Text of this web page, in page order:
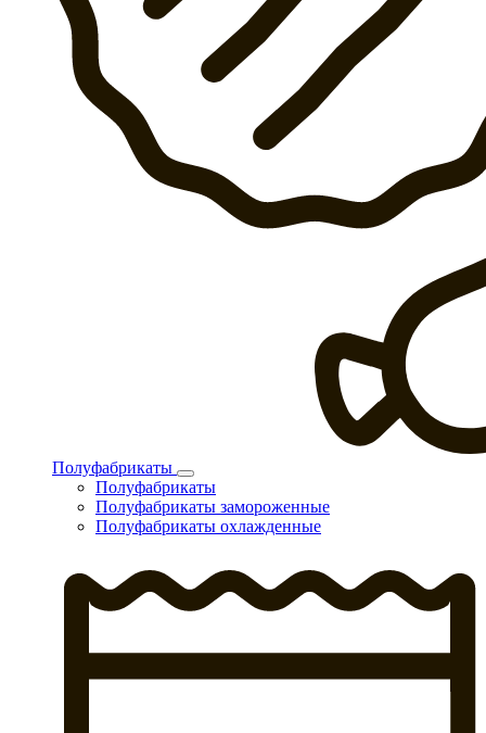
Полуфабрикаты
Полуфабрикаты
Полуфабрикаты замороженные
Полуфабрикаты охлажденные